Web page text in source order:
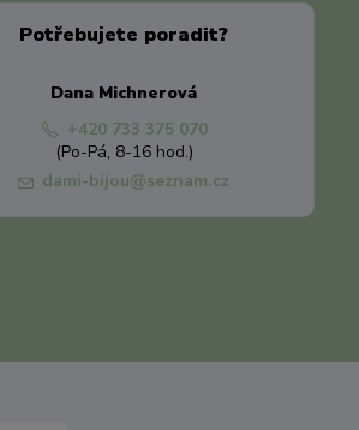
Potřebujete poradit?
Dana Michnerová
+420 733 375 070
(Po-Pá, 8-16 hod.)
dami-bijou@seznam.cz